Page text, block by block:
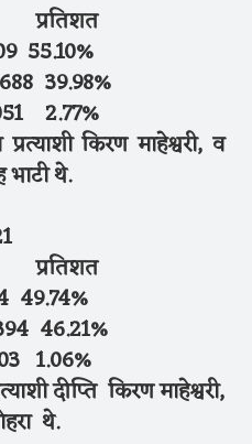
2.77%
किरण माहेश्वरी, व
भाटी थे.
1.06%
दीप्ति किरण माहेश्वरी,
थे.